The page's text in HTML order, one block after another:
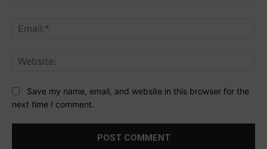
Save my name, email, and website in this browser for the
next time I comment.